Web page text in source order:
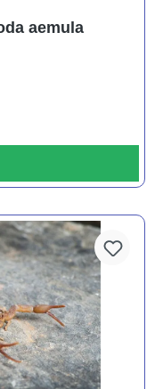
aemula